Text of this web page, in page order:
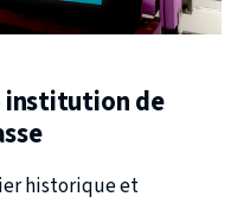
institution de
historique et